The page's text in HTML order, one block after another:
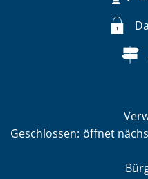
Klicken, um weitere
Geschlossen: öffnet